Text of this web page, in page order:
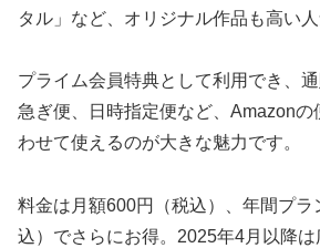
タル」など、オリジナル作品も高い人
プライム会員特典として利用でき、
急ぎ便、日時指定便など、Amazonの
わせて使えるのが大きな魅力です。
料金は月額600円（税込）、年間プラ
込）でさらにお得。2025年4月以降